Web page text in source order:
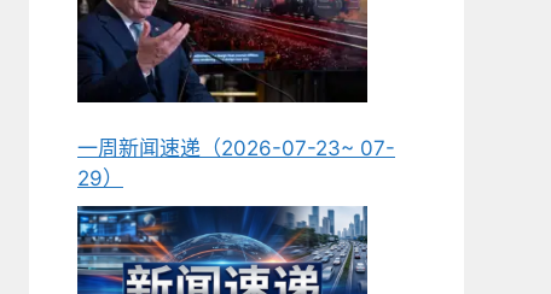
一周新闻速递（2026-07-23~ 07-
29）